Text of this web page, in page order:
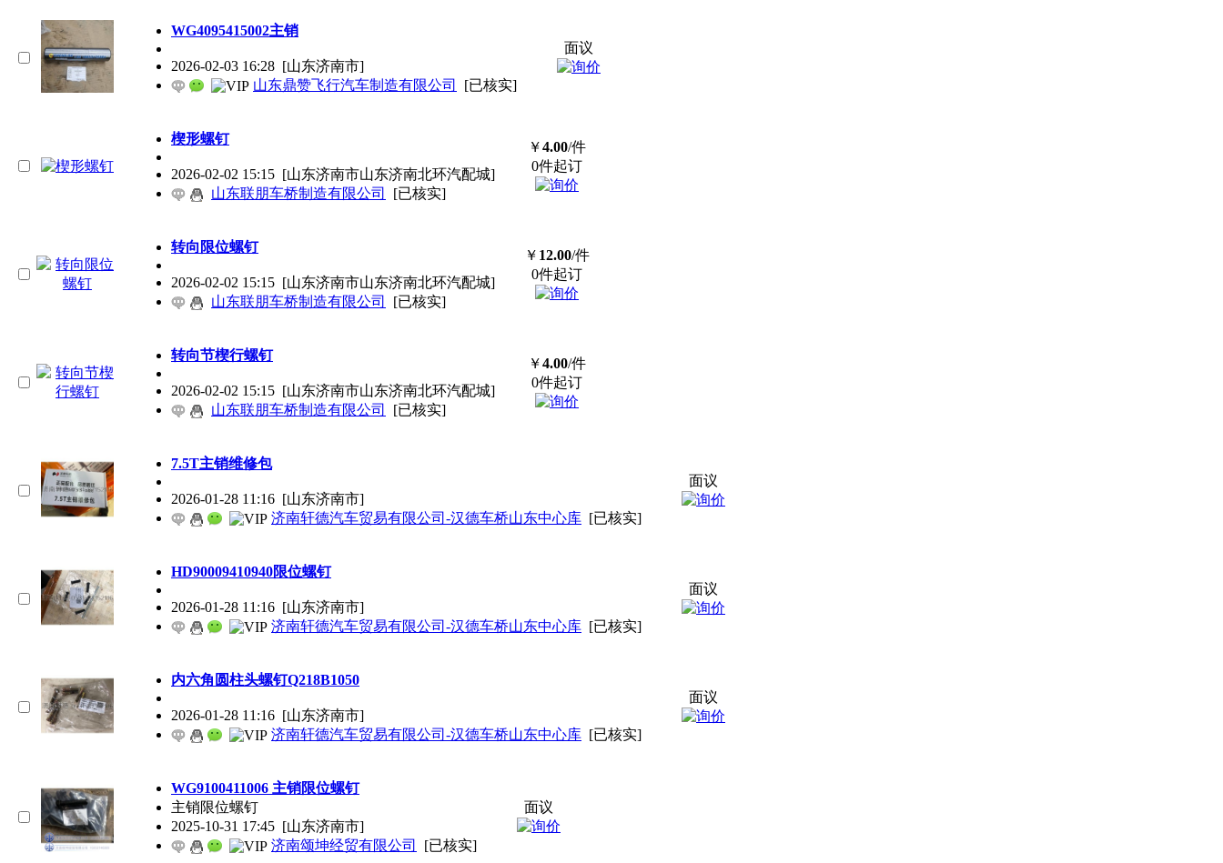
WG4095415002主销
2026-02-03 16:28 [山东济南市]
山东鼎赞飞行汽车制造有限公司
[已核实]
面议
楔形螺钉
2026-02-02 15:15 [山东济南市山东济南北环汽配城]
山东联朋车桥制造有限公司
[已核实]
￥4.00/件
0件起订
转向限位螺钉
2026-02-02 15:15 [山东济南市山东济南北环汽配城]
山东联朋车桥制造有限公司
[已核实]
￥ 12.00/件
0件起订
转向节楔行螺钉
2026-02-02 15:15 [山东济南市山东济南北环汽配城]
山东联朋车桥制造有限公司
[已核实]
￥4.00/件
0件起订
7.5T主销维修包
2026-01-28 11:16 [山东济南市]
济南轩德汽车贸易有限公司-汉德车桥山东中心库 [已核实]
面议
HD90009410940限位螺钉
2026-01-28 11:16 [山东济南市]
济南轩德汽车贸易有限公司-汉德车桥山东中心库 [已核实]
面议
内六角圆柱头螺钉Q218B1050
2026-01-28 11:16 [山东济南市]
济南轩德汽车贸易有限公司-汉德车桥山东中心库 [已核实]
面议
WG9100411006 主销限位螺钉
主销限位螺钉
2025-10-31 17:45 [山东济南市]
济南颂坤经贸有限公司
[已核实]
面议